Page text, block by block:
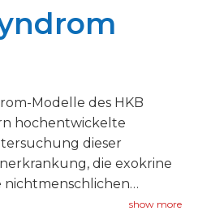
Modelle des HKB
hochentwickelte
dieser
die exokrine
nichtmenschlichen
show more